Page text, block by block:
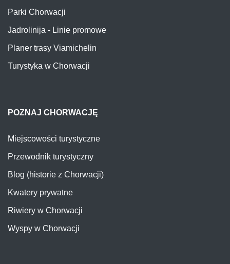
Parki Chorwacji
Jadrolinija - Linie promowe
Planer trasy Viamichelin
Turystyka w Chorwacji
POZNAJ CHORWACJĘ
Miejscowości turystyczne
Przewodnik turystyczny
Blog (historie z Chorwacji)
Kwatery prywatne
Riwiery w Chorwacji
Wyspy w Chorwacji